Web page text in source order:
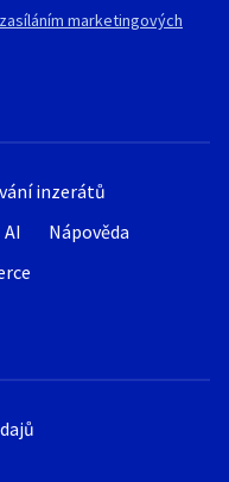
inzerátů
AI
Nápověda
marketingových